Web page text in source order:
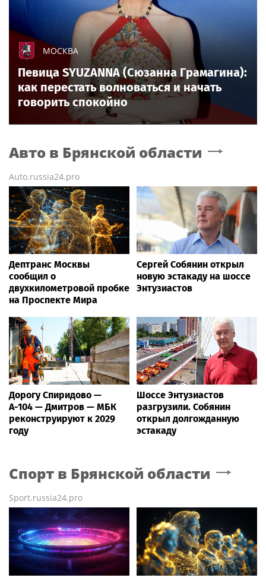
МОСКВА
Певица SYUZANNA (Сюзанна Грамагина):
как перестать волноваться и начать
говорить спокойно
Авто в Брянской области
Auto.russia24.pro
Дептранс Москвы
сообщил о
двухкилометровой пробке
на Проспекте Мира
Сергей Собянин открыл
новую эстакаду на шоссе
Энтузиастов
Дорогу Спиридово —
А-104 — Дмитров — МБК
реконструируют к 2029
году
Шоссе Энтузиастов
разгрузили. Собянин
открыл долгожданную
эстакаду
Спорт в Брянской области
Sport.russia24.pro